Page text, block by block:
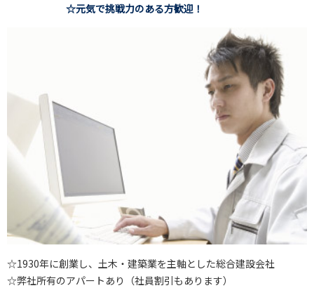
☆元気で挑戦力のある方歓迎！
☆1930年に創業し、土木・建築業を主軸とした総合建設会社
☆弊社所有のアパートあり（社員割引もあります）